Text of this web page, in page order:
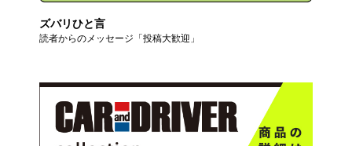
ズバリひと言
読者からのメッセージ「投稿大歓迎」